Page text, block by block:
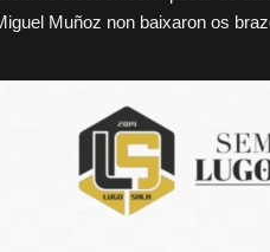
Muñoz non baixaron os